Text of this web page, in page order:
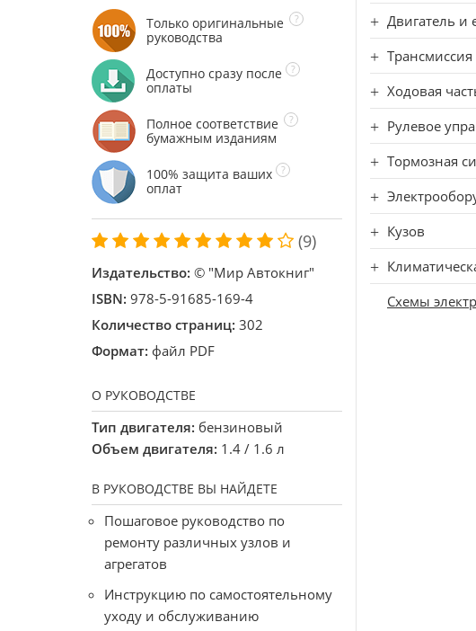
Только оригинальные
руководства
Доступно сразу после
оплаты
Полное соответствие
бумажным изданиям
100% защита ваших
оплат
(9)
Издательство: © "Мир Автокниг"
ISBN: 978-5-91685-169-4
Количество страниц: 302
Формат: файл PDF
О РУКОВОДСТВЕ
Тип двигателя: бензиновый
Объем двигателя: 1.4 / 1.6 л
В РУКОВОДСТВЕ ВЫ НАЙДЕТЕ
Пошаговое руководство по
ремонту различных узлов и
агрегатов
Инструкцию по самостоятельному
уходу и обслуживанию
Двигатель и
Трансмиссия
Ходовая
Рулевое
Тормозная
Кузов
Схемы